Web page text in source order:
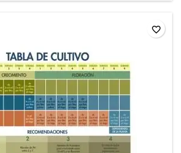
favorite_border